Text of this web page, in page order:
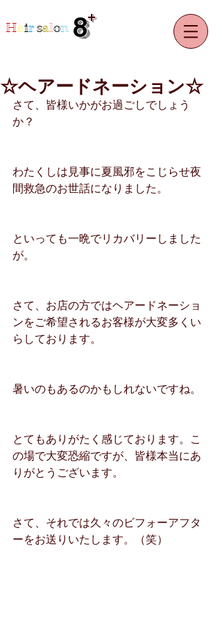
8
Hairsalon +
☆ヘアードネーション☆
さて、皆様いかがお過ごしでしょう
か？
わたくしは見事に夏風邪をこじらせ夜
間救急のお世話になりました。
といっても一晩でリカバリーしました
が。
さて、お店の方ではヘアードネーショ
ンをご希望されるお客様が大変多くい
らしております。
暑いのもあるのかもしれないですね。
とてもありがたく感じております。こ
の場で大変恐縮ですが、皆様本当にあ
りがとうございます。
さて、それでは久々のビフォーアフタ
ーをお送りいたします。（笑）